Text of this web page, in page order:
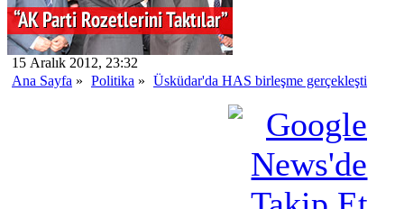
15 Aralık 2012, 23:32
Ana Sayfa » Politika » Üsküdar'da HAS birleşme gerçekleşti